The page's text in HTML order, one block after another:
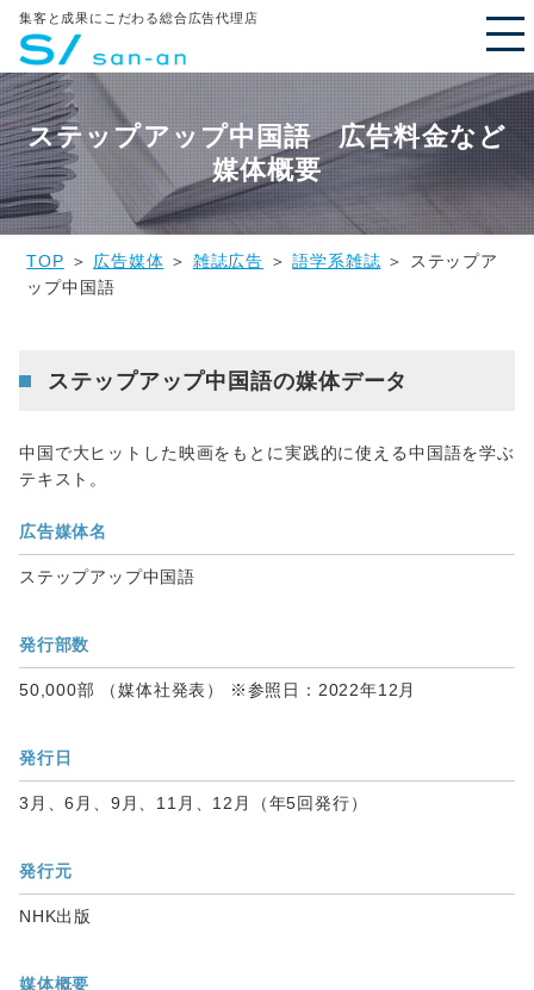
集客と成果にこだわる総合広告代理店
ステップアップ中国語 広告料金など
媒体概要
TOP ＞ 広告媒体 ＞ 雑誌広告 ＞語学系雑誌 ＞ ステップア
ップ中国語
ステップアップ中国語の媒体データ
中国で大ヒットした映画をもとに実践的に使える中国語を学ぶ
テキスト。
広告媒体名
ステップアップ中国語
発行部数
50,000部 （媒体社発表） ※参照日：2022年12月
発行日
3月、6月、9月、11月、12月（年5回発行）
発行元
NHK出版
媒体概要